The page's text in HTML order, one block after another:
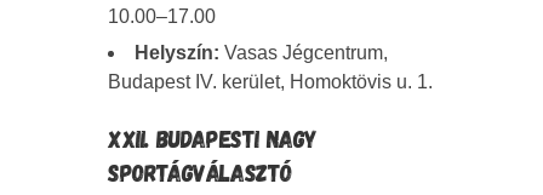
10.00–17.00
Helyszín: Vasas Jégcentrum,
Budapest IV. kerület, Homoktövis u. 1.
XXII. BUDAPESTI NAGY
SPORTÁGVÁLASZTÓ